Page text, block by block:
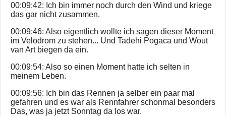
00:09:42: Ich bin immer noch durch den Wind und kriege
das gar nicht zusammen.
00:09:46: Also eigentlich wollte ich sagen dieser Moment
im Velodrom zu stehen... Und Tadehi Pogaca und Wout
van Art biegen da ein.
00:09:54: Also so einen Moment hatte ich selten in
meinem Leben.
00:09:56: Ich bin das Rennen ja selber ein paar mal
gefahren und es war als Rennfahrer schonmal besonders
Das, was ja jetzt Sonntag da los war.